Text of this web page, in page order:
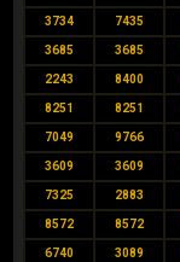
3734 7435
3685 3685
2243 8400
8251 8251
7049 9766
3609 3609
7325 2883
8572 8572
6740 3089